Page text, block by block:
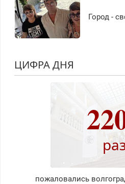
Город -
ЦИФРА ДНЯ
пожаловались